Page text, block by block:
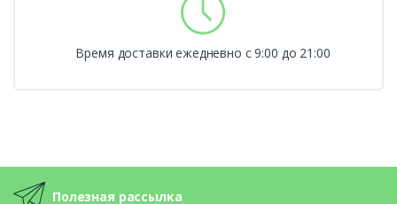
Время доставки ежедневно с 9:00 до 21:00
Полезная рассылка